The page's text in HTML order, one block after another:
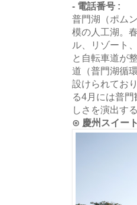
- 電話番号 :
普門湖（ポム
模の人工湖。
ル、リゾート
と自転車道が
道（普門湖循
設けられてお
る4月には普
しさを演出す
⊙ 慶州スイー